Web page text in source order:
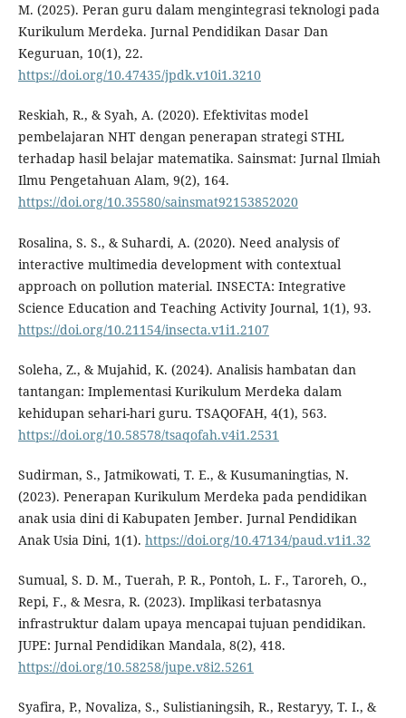
M. (2025). Peran guru dalam mengintegrasi teknologi pada
Kurikulum Merdeka. Jurnal Pendidikan Dasar Dan
Keguruan, 10(1), 22.
https://doi.org/10.47435/jpdk.v10i1.3210
Reskiah, R., & Syah, A. (2020). Efektivitas model
pembelajaran NHT dengan penerapan strategi STHL
terhadap hasil belajar matematika. Sainsmat: Jurnal Ilmiah
Ilmu Pengetahuan Alam, 9(2), 164.
https://doi.org/10.35580/sainsmat92153852020
Rosalina, S. S., & Suhardi, A. (2020). Need analysis of
interactive multimedia development with contextual
approach on pollution material. INSECTA: Integrative
Science Education and Teaching Activity Journal, 1(1), 93.
https://doi.org/10.21154/insecta.v1i1.2107
Soleha, Z., & Mujahid, K. (2024). Analisis hambatan dan
tantangan: Implementasi Kurikulum Merdeka dalam
kehidupan sehari-hari guru. TSAQOFAH, 4(1), 563.
https://doi.org/10.58578/tsaqofah.v4i1.2531
Sudirman, S., Jatmikowati, T. E., & Kusumaningtias, N.
(2023). Penerapan Kurikulum Merdeka pada pendidikan
anak usia dini di Kabupaten Jember. Jurnal Pendidikan
Anak Usia Dini, 1(1). https://doi.org/10.47134/paud.v1i1.32
Sumual, S. D. M., Tuerah, P. R., Pontoh, L. F., Taroreh, O.,
Repi, F., & Mesra, R. (2023). Implikasi terbatasnya
infrastruktur dalam upaya mencapai tujuan pendidikan.
JUPE: Jurnal Pendidikan Mandala, 8(2), 418.
https://doi.org/10.58258/jupe.v8i2.5261
Syafira, P., Novaliza, S., Sulistianingsih, R., Restaryy, T. I., &